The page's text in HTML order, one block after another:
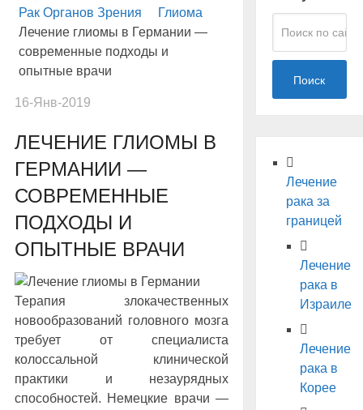
Рак Органов Зрения
Глиома
Лечение глиомы в Германии —
современные подходы и
опытные врачи
16-Янв-2019
ЛЕЧЕНИЕ ГЛИОМЫ В
ГЕРМАНИИ —
СОВРЕМЕННЫЕ
ПОДХОДЫ И
ОПЫТНЫЕ ВРАЧИ
Терапия злокачественных
новообразований головного мозга
требует от специалиста
колоссальной клинической
практики и незаурядных
способностей. Немецкие врачи —
Поиск
Лечение
рака за
границей
Лечение
рака в
Израиле
Лечение
рака в
Корее